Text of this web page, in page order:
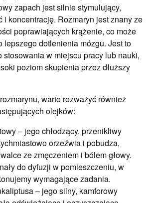
zapach jest silnie stymulujący,
i koncentrację. Rozmaryn jest znany ze
poprawiających krążenie, co może
lepszego dotlenienia mózgu. Jest to
stosowania w miejscu pracy lub nauki,
poziom skupienia przez dłuższy
warto rozważyć również
olejków:
– jego chłodzący, przenikliwy
orzeźwia i pobudza,
ze zmęczeniem i bólem głowy.
do dyfuzji w pomieszczeniu, w
wymagające zadania.
– jego silny, kamforowy